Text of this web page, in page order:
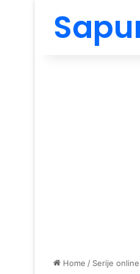
Home / Serije online